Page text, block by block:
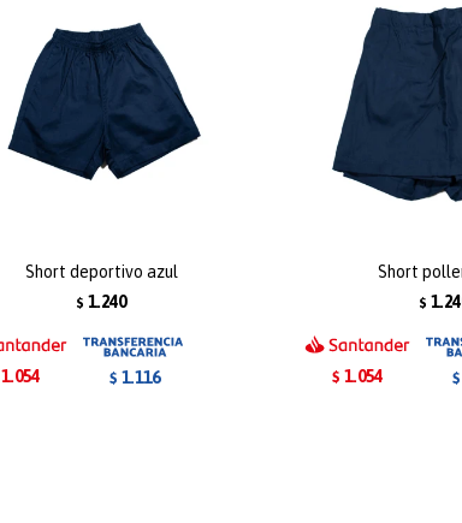
Short deportivo azul
$ 1.240
1.054 $ 1.116
Short
$
$ 1.054 $